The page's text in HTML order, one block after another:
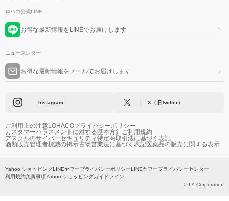
ロハコ公式LINE
お得な最新情報をLINEでお届けします
ニュースレター
お得な最新情報をメールでお届けします
Instagram X（旧Twitter）
ご利用上の注意LOHACOプライバシーポリシー
カスタマーハラスメントに対する基本方針ご利用規約
アスクルのサイバーセキュリティ特定商取引法に基づく表記
酒類販売管理者標識の掲示古物営業法に基づく表記医薬品の販売に関する表示
Yahoo!ショッピングLINEヤフープライバシーポリシーLINEヤフープライバシーセンター
利用規約免責事項Yahoo!ショッピングガイドライン
© LY Corporation